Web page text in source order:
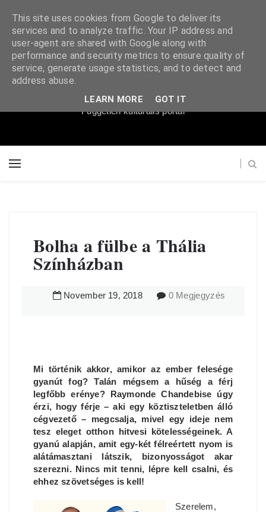
Súgópéldány
Független kulturális portál
Bolha a fülbe a Thália
Színházban
November 19, 2018 0 Megjegyzés
Mi történik akkor, amikor az ember felesége
gyanút fog? Talán mégsem a hűség a férj
legfőbb erénye? Raymonde Chandebise úgy
érzi, hogy férje – aki egy köztiszteletben álló
cégvezető – megcsalja, mivel egy ideje nem
tesz eleget otthon hitvesi kötelességeinek. A
gyanú alapján, amit egy-két félreértett nyom is
alátámasztani látszik, bizonyosságot akar
szerezni. Nincs mit tenni, lépre kell csalni, és
ehhez szövetséges is kell!
Szerelem,
This site uses cookies from Google to deliver its
services and to analyze traffic. Your IP address and
user-agent are shared with Google along with
performance and security metrics to ensure quality of
service, generate usage statistics, and to detect and
address abuse.
LEARN MORE GOT IT